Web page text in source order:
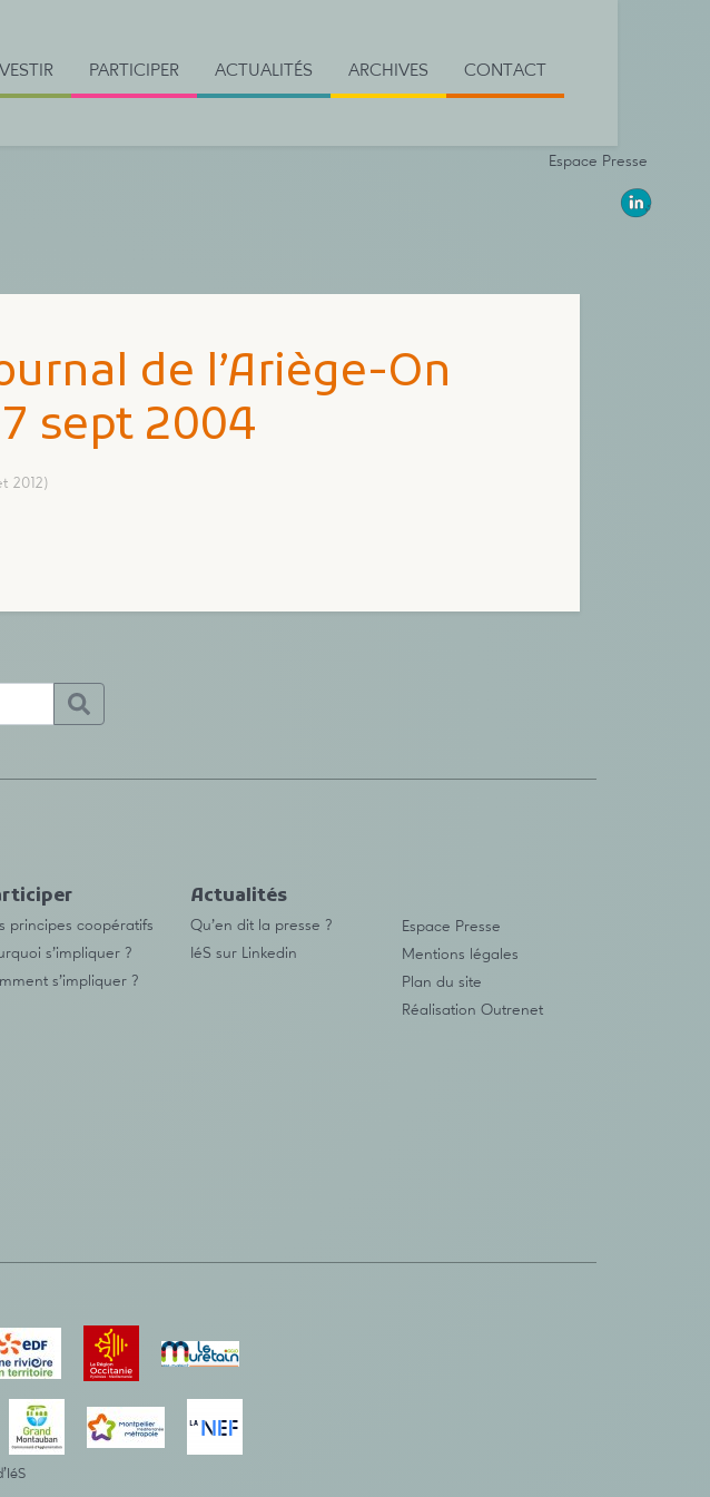
PARTICIPER ACTUALITÉS ARCHIVES CONTACT
Espace Presse
de l’Ariège-On
sept 2004
2012)
principes coopératifs
s’impliquer ?
s’impliquer ?
Actualités
Qu’en dit la presse ?
IéS sur Linkedin
Espace Presse
Mentions légales
Plan du site
Réalisation Outrenet